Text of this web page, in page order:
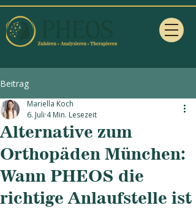
Beitrag
Alternative zum
Orthopäden München:
Wann PHEOS die
richtige Anlaufstelle ist
Mariella Koch
6. Juli 4 Min. Lesezeit